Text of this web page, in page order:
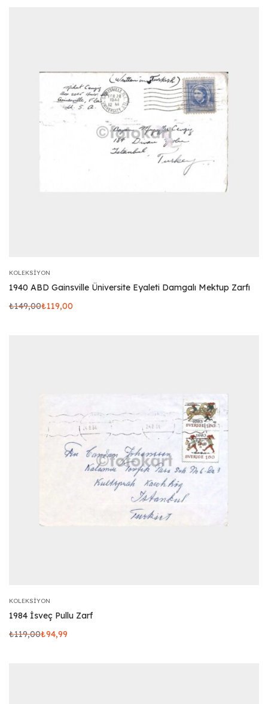
KOLEKSIYON
1940 ABD Gainsville Üniversite Eyaleti Damgalı Mektup Zarfı
₺149,00₺119,00
KOLEKSIYON
1984 İsveç Pullu Zarf
₺119,00₺94,99